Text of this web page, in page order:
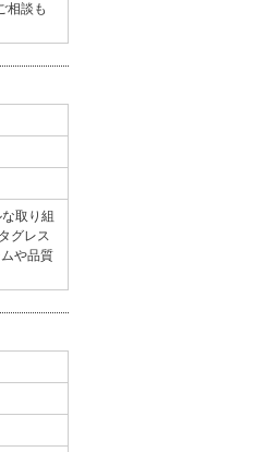
相談も
取り組
グレス
や品質